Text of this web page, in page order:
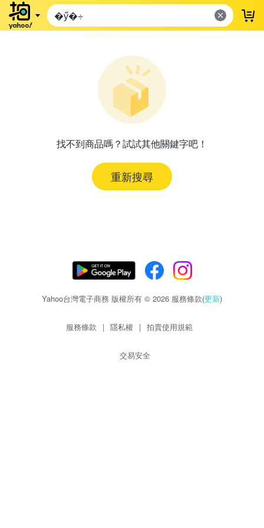
登
找不到商品嗎？試試其他關鍵字吧！
重新搜尋
Yahoo台灣電子商務 版權所有 © 2026 服務條款(更新)
服務條款 | 隱私權 | 拍賣使用規範
交易安全